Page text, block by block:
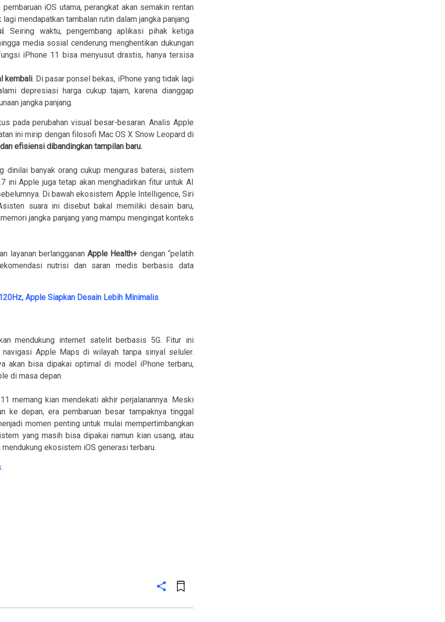
pembaruan iOS utama, perangkat akan semakin rentan
mendapatkan tambalan rutin dalam jangka panjang.
. Seiring waktu, pengembang aplikasi pihak ketiga
media sosial cenderung menghentikan dukungan
iPhone 11 bisa menyusut drastis, hanya tersisa
kembali. Di pasar ponsel bekas, iPhone yang tidak lagi
depresiasi harga cukup tajam, karena dianggap
jangka panjang.
pada perubahan visual besar-besaran. Analis Apple
ini mirip dengan filosofi Mac OS X Snow Leopard di
efisiensi dibandingkan tampilan baru.
banyak orang cukup menguras baterai, sistem
ini Apple juga tetap akan menghadirkan fitur untuk AI
Di bawah ekosistem Apple Intelligence, Siri
suara ini disebut bakal memiliki desain baru,
jangka panjang yang mampu mengingat konteks
layanan berlanggananApple Health+ dengan “pelatih
nutrisi dan saran medis berbasis data
Apple Siapkan Desain Lebih Minimalis
mendukung internet satelit berbasis 5G. Fitur ini
navigasi Apple Maps di wilayah tanpa sinyal seluler.
akan bisa dipakai optimal di model iPhone terbaru,
di masa depan.
memang kian mendekati akhir perjalanannya. Meski
ke depan, era pembaruan besar tampaknya tinggal
momen penting untuk mulai mempertimbangkan
yang masih bisa dipakai namun kian usang, atau
ekosistem iOS generasi terbaru.